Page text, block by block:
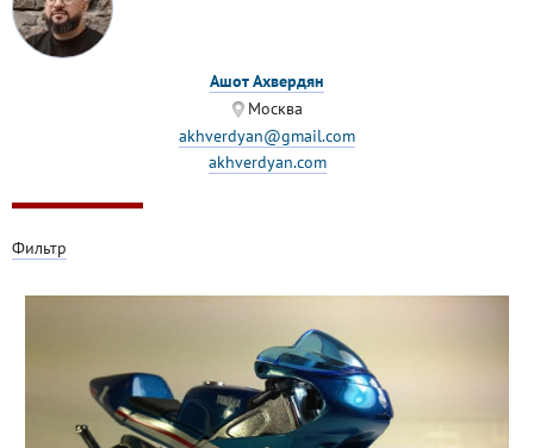
Ашот Ахвердян
Москва
akhverdyan@gmail.com
akhverdyan.com
Фильтр